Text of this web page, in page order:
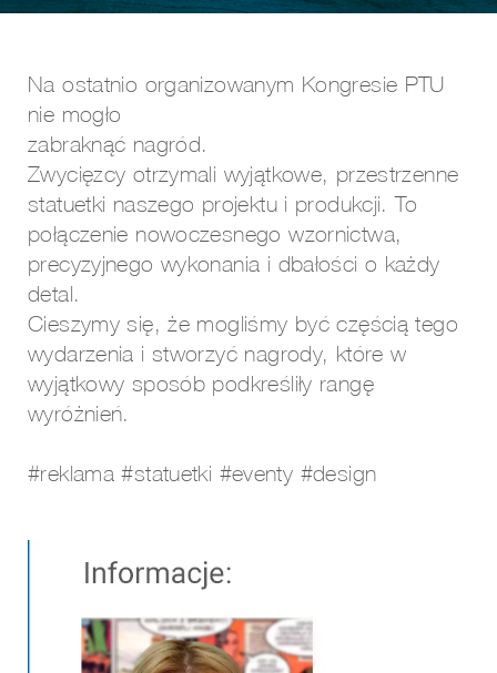
Na ostatnio organizowanym Kongresie PTU
nie mogło
zabraknąć nagród.
Zwycięzcy otrzymali wyjątkowe, przestrzenne
statuetki naszego projektu i produkcji. To
połączenie nowoczesnego wzornictwa,
precyzyjnego wykonania i dbałości o każdy
detal.
Cieszymy się, że mogliśmy być częścią tego
wydarzenia i stworzyć nagrody, które w
wyjątkowy sposób podkreśliły rangę
wyróżnień.
#reklama #statuetki #eventy #design